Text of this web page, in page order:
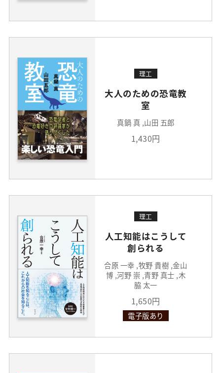
理工
大人のための恐竜教
室
真鍋 真 ,山田 五郎
1,430円
理工
人工知能はこうして
創られる
合原 一幸 ,牧野 貴樹 ,金山
博 ,河野 崇 ,青野 真士 ,木
脇 太一
1,650円
電子版あり